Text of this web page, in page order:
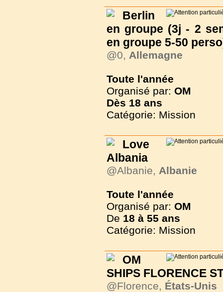
Berlin
en groupe (3j - 2
en groupe 5-50
@0, Allemagne
Toute l'année
Organisé par: OM
Dès 18 ans
Catégorie: Mission
Love
Albania
@Albanie, Albanie
Toute l'année
Organisé par: OM
De 18 à 55 ans
Catégorie: Mission
OM
SHIPS FLORENCE
@Florence, États-Unis